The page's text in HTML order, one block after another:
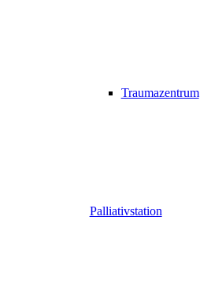
Traumazentrum
Palliativstation